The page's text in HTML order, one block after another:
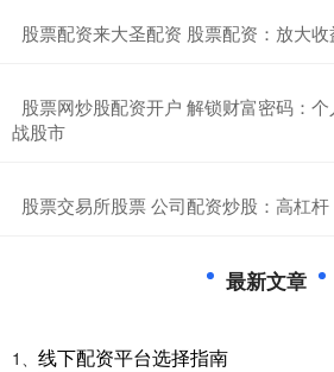
股票配资来大圣配资 股票配资：放大
股票网炒股配资开户 解锁财富密码：
战股市
股票交易所股票 公司配资炒股：高杠
最新文章
1、 线下配资平台选择指南